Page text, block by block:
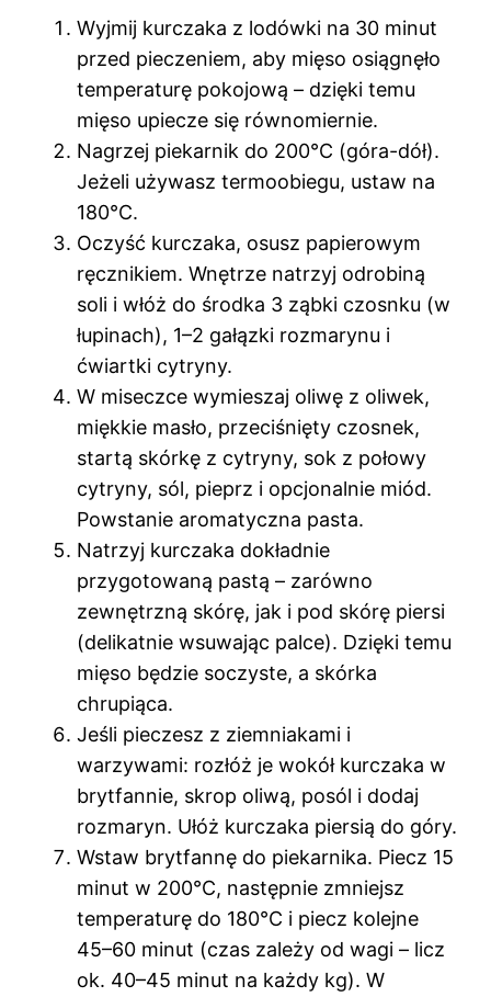
Wyjmij kurczaka z lodówki na 30 minut
przed pieczeniem, aby mięso osiągnęło
temperaturę pokojową – dzięki temu
mięso upiecze się równomiernie.
Nagrzej piekarnik do 200°C (góra-dół).
Jeżeli używasz termoobiegu, ustaw na
180°C.
Oczyść kurczaka, osusz papierowym
ręcznikiem. Wnętrze natrzyj odrobiną
soli i włóż do środka 3 ząbki czosnku (w
łupinach), 1–2 gałązki rozmarynu i
ćwiartki cytryny.
W miseczce wymieszaj oliwę z oliwek,
miękkie masło, przeciśnięty czosnek,
startą skórkę z cytryny, sok z połowy
cytryny, sól, pieprz i opcjonalnie miód.
Powstanie aromatyczna pasta.
Natrzyj kurczaka dokładnie
przygotowaną pastą – zarówno
zewnętrzną skórę, jak i pod skórę piersi
(delikatnie wsuwając palce). Dzięki temu
mięso będzie soczyste, a skórka
chrupiąca.
Jeśli pieczesz z ziemniakami i
warzywami: rozłóż je wokół kurczaka w
brytfannie, skrop oliwą, posól i dodaj
rozmaryn. Ułóż kurczaka piersią do góry.
Wstaw brytfannę do piekarnika. Piecz 15
minut w 200°C, następnie zmniejsz
temperaturę do 180°C i piecz kolejne
45–60 minut (czas zależy od wagi – licz
ok. 40–45 minut na każdy kg). W